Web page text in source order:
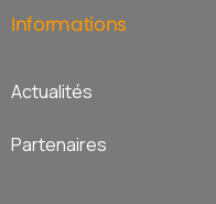
Informations
Actualités
Partenaires